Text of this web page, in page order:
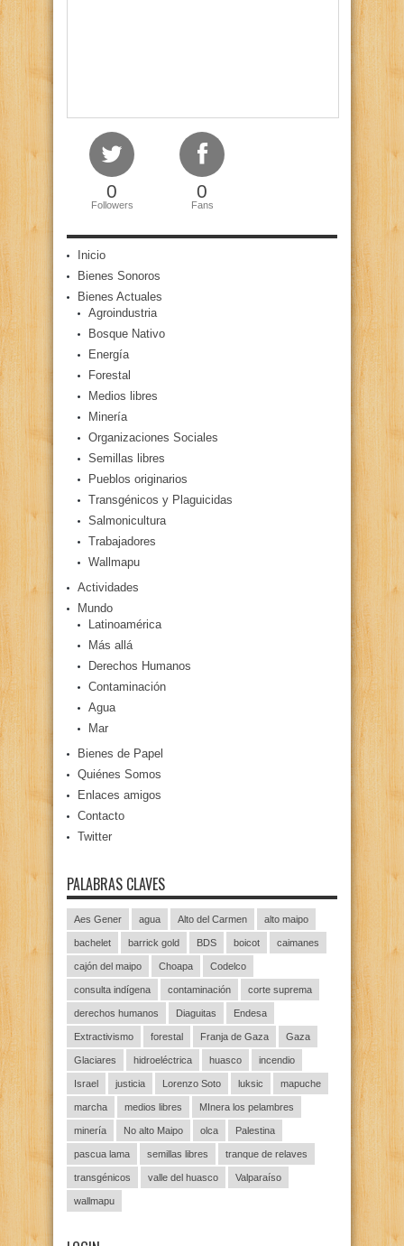
0
Followers
0
Fans
Inicio
Bienes Sonoros
Bienes Actuales
Agroindustria
Bosque Nativo
Energía
Forestal
Medios libres
Minería
Organizaciones Sociales
Semillas libres
Pueblos originarios
Transgénicos y Plaguicidas
Salmonicultura
Trabajadores
Wallmapu
Actividades
Mundo
Latinoamérica
Más allá
Derechos Humanos
Contaminación
Agua
Mar
Bienes de Papel
Quiénes Somos
Enlaces amigos
Contacto
Twitter
PALABRAS CLAVES
Aes Gener agua Alto del Carmen alto maipo
bachelet barrick gold BDS boicot caimanes
cajón del maipo Choapa Codelco
consulta indígena contaminación corte suprema
derechos humanos Diaguitas Endesa
Extractivismo forestal Franja de Gaza Gaza
Glaciares hidroeléctrica huasco incendio
Israel justicia Lorenzo Soto luksic mapuche
marcha medios libres MInera los pelambres
minería No alto Maipo olca Palestina
pascua lama semillas libres tranque de relaves
transgénicos valle del huasco Valparaíso
wallmapu